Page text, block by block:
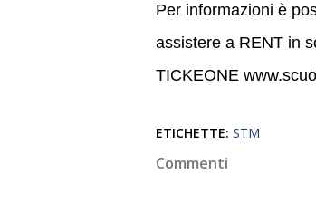
Per informazioni è
assistere a RENT in
TICKEONE
ETICHETTE: STM
Commenti